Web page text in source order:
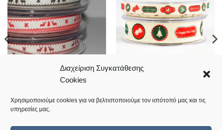
Διαχείριση Συγκατάθεσης
Cookies
Χρησιμοποιούμε cookies για να βελτιστοποιούμε τον ιστότοπό μας και τις
υπηρεσίες μας.
Κορδέλα με τάρανδους
6,60€
6,20€